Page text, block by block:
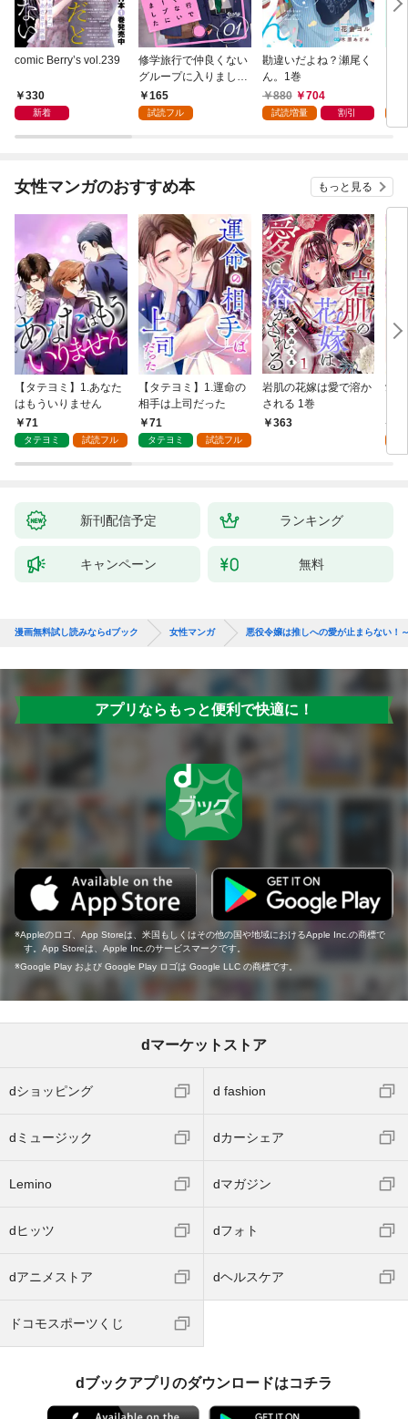
comic Berry’s vol.239
330
新着
修学旅行で仲良くない
グループに入りました
【単話版】1巻
165
試読フル
勘違いだよね？瀬尾く
ん。1巻
880
704
試読増量 割引
女性マンガのおすすめ本 もっと見る
【タテヨミ】1.あなた
はもういりません
71
タテヨミ 試読フル
【タテヨミ】1.運命の
相手は上司だった
71
タテヨミ 試読フル
岩肌の花嫁は愛で溶か
される 1巻
363
愛
新刊配信予定 ランキング
キャンペーン 無料
漫画無料試し読みならdブック 女性マンガ 悪役令嬢は推しへの愛が止まらない！
アプリならもっと便利で快適に！
Appleのロゴ、App Storeは、米国もしくはその他の国や地域におけるApple Inc.の商標で
す。App Storeは、Apple Inc.のサービスマークです。
Google Play および Google Play ロゴは Google LLC の商標です。
dマーケットストア
dショッピング d fashion
dミュージック dカーシェア
Lemino dマガジン
dヒッツ dフォト
dアニメストア dヘルスケア
ドコモスポーツくじ
dブックアプリのダウンロードはコチラ